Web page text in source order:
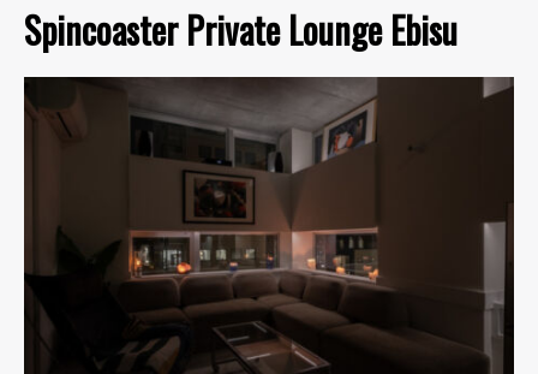
Spincoaster Private Lounge Ebisu